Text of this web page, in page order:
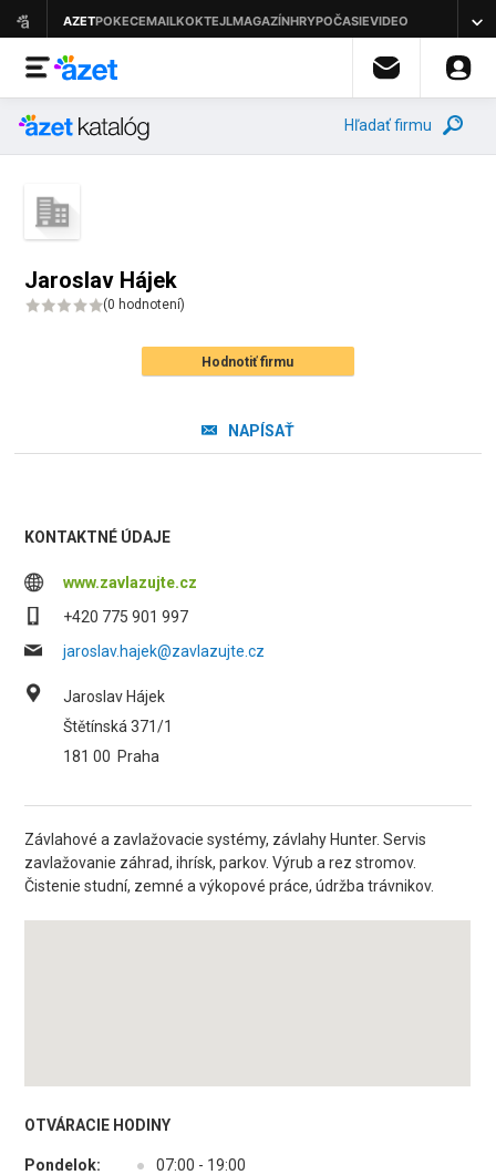
Hľadať firmu
Jaroslav Hájek
(0 hodnotení)
Hodnotiť firmu
NAPÍSAŤ
KONTAKTNÉ ÚDAJE
www.zavlazujte.cz
+420 775 901 997
jaroslav.hajek@zavlazujte.cz
Jaroslav Hájek
Štětínská 371/1
181 00 Praha
Závlahové a zavlažovacie systémy, závlahy Hunter. Servis
zavlažovanie záhrad, ihrísk, parkov. Výrub a rez stromov.
Čistenie studní, zemné a výkopové práce, údržba trávnikov.
OTVÁRACIE HODINY
Pondelok: ●
07:00 - 19:00